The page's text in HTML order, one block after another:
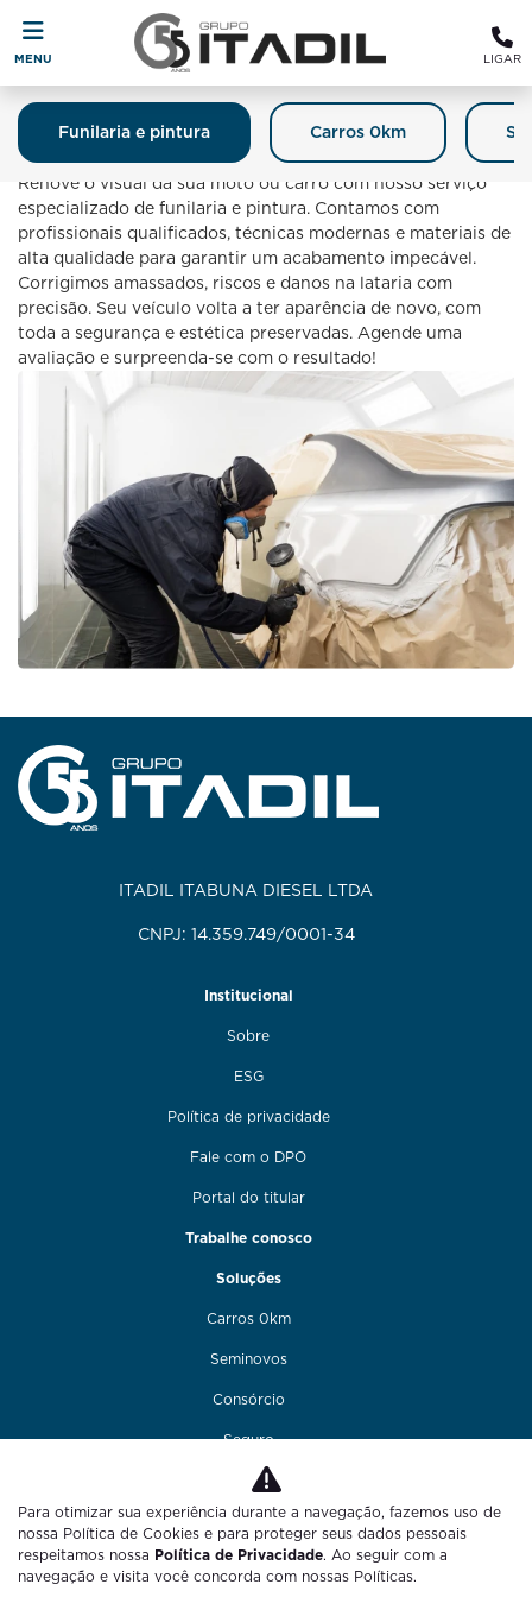
MENU LIGAR
Carros 0km
Funilaria e pintura
Funilaria E Pintura
Renove o visual da sua moto ou carro com nosso serviço
especializado de funilaria e pintura. Contamos com
profissionais qualificados, técnicas modernas e materiais de
alta qualidade para garantir um acabamento impecável.
Corrigimos amassados, riscos e danos na lataria com
precisão. Seu veículo volta a ter aparência de novo, com
toda a segurança e estética preservadas. Agende uma
avaliação e surpreenda-se com o resultado!
ITADIL ITABUNA DIESEL LTDA
CNPJ: 14.359.749/0001-34
Institucional
Sobre
ESG
Política de privacidade
Fale com o DPO
Portal do titular
Trabalhe conosco
Soluções
Carros 0km
Seminovos
Consórcio
Seguro
Financiamento
Funilaria e pintura
Fale conosco
Para otimizar sua experiência durante a navegação, fazemos uso de
nossa Política de Cookies e para proteger seus dados pessoais
respeitamos nossa Política de Privacidade. Ao seguir com a
navegação e visita você concorda com nossas Políticas.